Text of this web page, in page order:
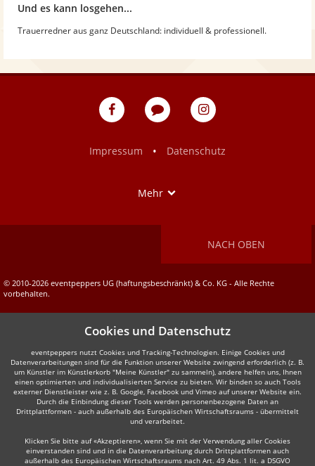
Und es kann losgehen...
Trauerredner aus ganz Deutschland: individuell & professionell.
eventpeppers
Blog
eventpeppers
Impressum
• Datenschutz
Mehr
NACH OBEN
© 2010-2026 eventpeppers UG (haftungsbeschränkt) & Co. KG - Alle Rechte
vorbehalten.
Cookies und Datenschutz
eventpeppers nutzt Cookies und Tracking-Technologien. Einige Cookies und
Datenverarbeitungen sind für die Funktion unserer Website zwingend erforderlich (z. B.
um Künstler im Künstlerkorb "Meine Künstler" zu sammeln), andere helfen uns, Ihnen
einen optimierten und individualisierten Service zu bieten. Wir binden so auch Tools
externer Dienstleister wie z. B. Google, Facebook und Vimeo auf unserer Website ein.
Durch die Einbindung dieser Tools werden personenbezogene Daten an
Drittplattformen - auch außerhalb des Europäischen Wirtschaftsraums - übermittelt
und verarbeitet.
Klicken Sie bitte auf «Akzeptieren», wenn Sie mit der Verwendung aller Cookies
einverstanden sind und in die Datenverarbeitung durch Drittplattformen auch
außerhalb des Europäischen Wirtschaftsraums nach Art. 49 Abs. 1 lit. a DSGVO